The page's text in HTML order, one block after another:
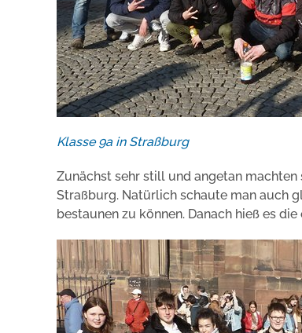
Klasse 9a in Straßburg
Zunächst sehr still und angetan
Straßburg. Natürlich schaute man auch
bestaunen zu können. Danach hieß es